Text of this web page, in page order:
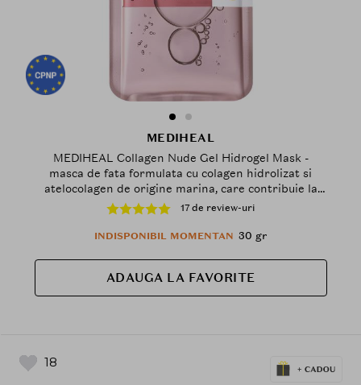
MEDIHEAL
MEDIHEAL Collagen Nude Gel Hidrogel Mask -
masca de fata formulata cu colagen hidrolizat si
atelocolagen de origine marina, care contribuie la
hidratarea pielii - 30 gr
17 de review-uri
INDISPONIBIL MOMENTAN 30 gr
ADAUGA LA FAVORITE
18